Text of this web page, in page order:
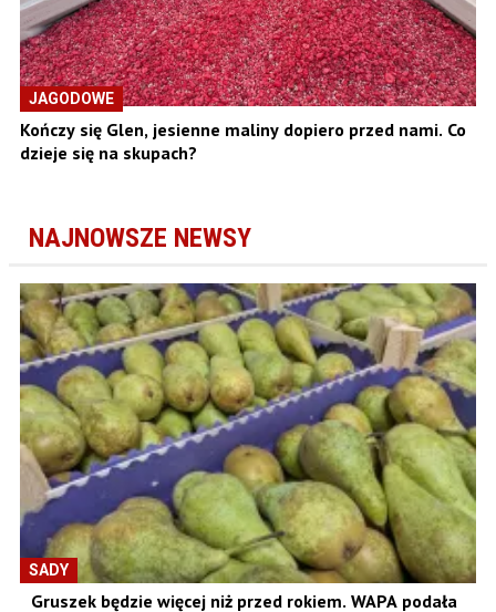
JAGODOWE
Kończy się Glen, jesienne maliny dopiero przed nami. Co
dzieje się na skupach?
NAJNOWSZE NEWSY
SADY
Gruszek będzie więcej niż przed rokiem. WAPA podała